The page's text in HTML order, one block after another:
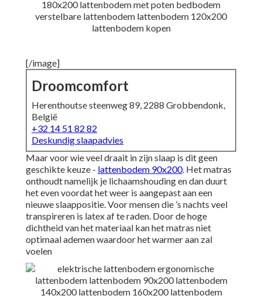
[/image]
Droomcomfort
Herenthoutse steenweg 89, 2288 Grobbendonk,
België
+32 14 51 82 82
Deskundig slaapadvies
Maar voor wie veel draait in zijn slaap is dit geen
geschikte keuze - lattenbodem 90x200. Het matras
onthoudt namelijk je lichaamshouding en dan duurt
het even voordat het weer is aangepast aan een
nieuwe slaappositie. Voor mensen die ’s nachts veel
transpireren is latex af te raden. Door de hoge
dichtheid van het materiaal kan het matras niet
optimaal ademen waardoor het warmer aan zal
voelen